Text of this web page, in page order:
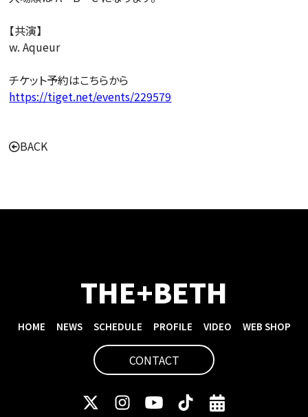
【共演】
w. Aqueur
チケット予約はこちらから
https://tiget.net/events/229579
BACK
THE+BETH
HOME NEWS SCHEDULE PROFILE VIDEO WEB SHOP
CONTACT